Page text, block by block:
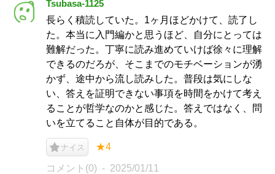
Tsubasa-1125
長らく積読していた。1ヶ月ほどかけて、読了し
た。本当に入門編かと思うほど、自分にとっては
難解だった。丁寧に読み進めていけば徐々に理解
できるのだろが、そこまでのモチベーションが湧
かず、途中から流し読みした。普段は気にしな
い、答えを証明できない事項を時間をかけて考え
ることが哲学なのかと感じた。答えではなく、問
いを立てること自体が目的である。
ナイス ★4
コメント(0) 2025/01/11